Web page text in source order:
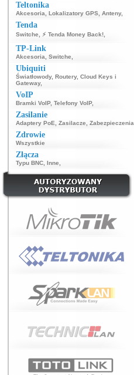
Teltonika
Akcesoria Lokalizatory GPS Anteny,
Tenda
Switche ⚡ Tenda Money Back!
TP-Link
Akcesoria Switche
Ubiquiti
Światłowody, Routery, Cloud Keys i
Gateway,
VoIP
Bramki VoIP, Telefony VoIP,
Zasilanie
Adaptery PoE Zasilacze Zabezpieczenia
Zdrowie
Wszystkie
Złącza
Typu BNC Inne